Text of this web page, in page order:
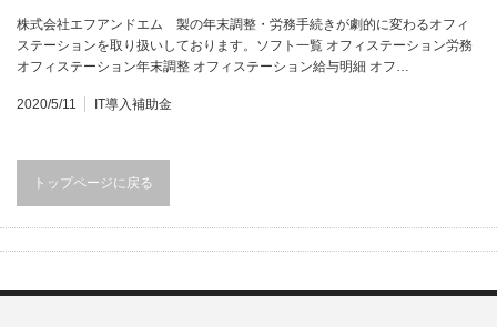
株式会社エフアンドエム 製の年末調整・労務手続きが劇的に変わるオフィ
ステーションを取り扱いしております。ソフト一覧 オフィステーション労務
オフィステーション年末調整 オフィステーション給与明細 オフ…
2020/5/11 IT導入補助金
トップページに戻る